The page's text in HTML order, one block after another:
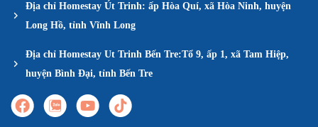
Địa chỉ Homestay Út Trinh: ấp Hòa Quí, xã Hòa Ninh, huyện
Long Hồ, tỉnh Vĩnh Long
Địa chỉ Homestay Ut Trinh Bến Tre:Tổ 9, ấp 1, xã Tam Hiệp,
huyện Bình Đại, tỉnh Bến Tre